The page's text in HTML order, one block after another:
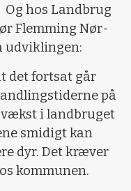
Og hos Landbrug
Flemming Nør-
udviklingen:
det fortsat går
på
vækst i landbruget
smidigt kan
dyr. Det kræver
kommunen.